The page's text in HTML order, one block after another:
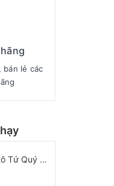
bán lẻ các
Mồi câu cá Rô Tứ Quý 3 trong 1